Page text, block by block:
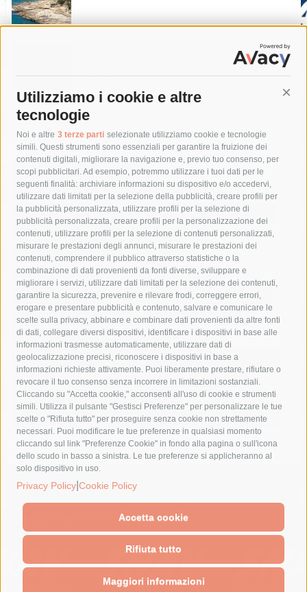
Utilizziamo i cookie e altre
tecnologie
Noi e altre 3 terze parti selezionate utilizziamo cookie e tecnologie
simili. Questi strumenti sono essenziali per garantire la fruizione dei
contenuti digitali, migliorare la navigazione e, previo tuo consenso, per
scopi pubblicitari. Ad esempio, potremmo utilizzare i tuoi dati per le
seguenti finalità: archiviare informazioni su dispositivo e/o accedervi,
utilizzare dati limitati per la selezione della pubblicità, creare profili per
la pubblicità personalizzata, utilizzare profili per la selezione di
pubblicità personalizzata, creare profili per la personalizzazione dei
contenuti, utilizzare profili per la selezione di contenuti personalizzati,
misurare le prestazioni degli annunci, misurare le prestazioni dei
contenuti, comprendere il pubblico attraverso statistiche o la
combinazione di dati provenienti da fonti diverse, sviluppare e
migliorare i servizi, utilizzare dati limitati per la selezione dei contenuti,
garantire la sicurezza, prevenire e rilevare frodi, correggere errori,
erogare e presentare pubblicità e contenuto, salvare e comunicare le
scelte sulla privacy, abbinare e combinare dati provenienti da altre fonti
di dati, collegare diversi dispositivi, identificare i dispositivi in base alle
informazioni trasmesse automaticamente, utilizzare dati di
geolocalizzazione precisi, riconoscere i dispositivi in base a
informazioni richieste attivamente. Puoi liberamente prestare, rifiutare o
revocare il tuo consenso senza incorrere in limitazioni sostanziali.
Cliccando su "Accetta cookie," acconsenti all'uso di cookie e strumenti
simili. Utilizza il pulsante "Gestisci Preferenze" per personalizzare le tue
scelte o "Rifiuta tutto" per proseguire senza cookie non strettamente
necessari. Puoi modificare le tue preferenze in qualsiasi momento
cliccando sul link "Preferenze Cookie" in fondo alla pagina o sull'icona
dello scudo in basso a sinistra. Le tue preferenze si applicheranno al
solo dispositivo in uso.
Privacy Policy Cookie Policy
Accetta cookie
Rifiuta tutto
Maggiori informazioni
Sorrento. Le denunce: Bivacchi e rifiuti
8 Agosto 2026
Tag
acqua allerta meteo
anas
area marina protetta di punta campanella
arresto
Asl Napoli 3 sud
capitaneria di porto capri
carabinieri
castellammare di stabia
circumvesuviana
comune di sorrento
concerto
contagi
costiera amalfitana
covid-19 eav
elezioni
fondazione sorrento
gori guardia costiera
incidente
lavori
lorenzo balducelli mare
massa lubrense
massimo coppola
Meta napoli
ordinanza
penisola sorrentina
piano di sorrento
polizia municipale
protezione civile
Regione Campania
sant'agnello
sindaco cuomo
sorrento studenti temporali
treni
turismo
Vico Equense villa fiorentino vincenzo de luca
© 2015 SorrentoPress. All rights reserved.
Il giornale online della Penisola Sorrentina
Cookie Policy